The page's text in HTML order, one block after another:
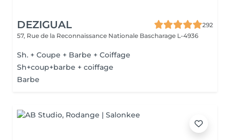
DEZIGUAL
292
57, Rue de la Reconnaissance Nationale Bascharage L-4936
Sh. + Coupe + Barbe + Coiffage
Sh+coup+barbe + coiffage
Barbe